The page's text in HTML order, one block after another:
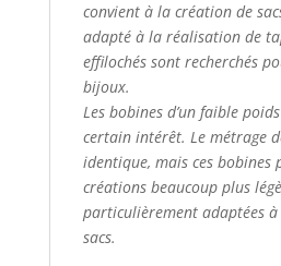
convient à la création de
adapté à la réalisation de
effilochés sont recherchés
bijoux.
Les bobines d’un faible
certain intérêt. Le métrage
identique, mais ces bobines
créations beaucoup plus
particulièrement adaptées
sacs.